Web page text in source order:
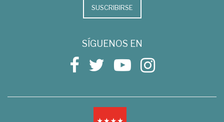
SUSCRIBIRSE
SÍGUENOS EN